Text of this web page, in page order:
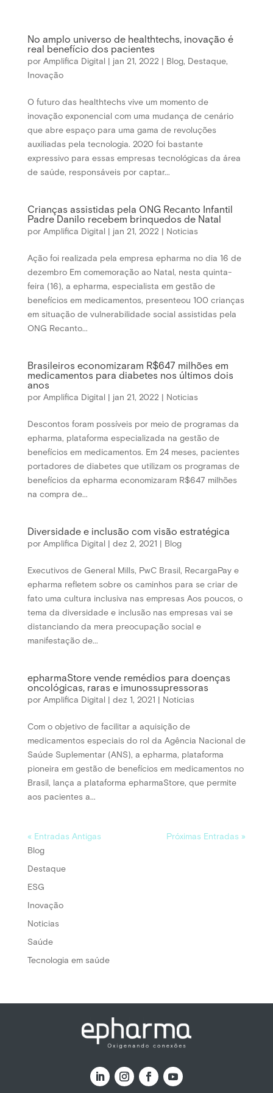
No amplo universo de healthtechs, inovação é
real benefício dos pacientes
por Amplifica Digital| jan 21, 2022 | Blog, Destaque,
Inovação
O futuro das healthtechs vive um momento de
inovação exponencial com uma mudança de cenário
que abre espaço para uma gama de revoluções
auxiliadas pela tecnologia. 2020 foi bastante
expressivo para essas empresas tecnológicas da área
de saúde, responsáveis por captar...
Crianças assistidas pela ONG Recanto Infantil
Padre Danilo recebem brinquedos de Natal
por Amplifica Digital| jan 21, 2022 | Noticias
Ação foi realizada pela empresa epharma no dia 16 de
dezembro Em comemoração ao Natal, nesta quinta-
feira (16), a epharma, especialista em gestão de
benefícios em medicamentos, presenteou 100 crianças
em situação de vulnerabilidade social assistidas pela
ONG Recanto...
Brasileiros economizaram R$647 milhões em
medicamentos para diabetes nos últimos dois
anos
por Amplifica Digital| jan 21, 2022 | Noticias
Descontos foram possíveis por meio de programas da
epharma, plataforma especializada na gestão de
benefícios em medicamentos. Em 24 meses, pacientes
portadores de diabetes que utilizam os programas de
benefícios da epharma economizaram R$647 milhões
na compra de...
Diversidade e inclusão com visão estratégica
por Amplifica Digital| dez 2, 2021 | Blog
Executivos de General Mills, PwC Brasil, RecargaPay e
epharma refletem sobre os caminhos para se criar de
fato uma cultura inclusiva nas empresas Aos poucos, o
tema da diversidade e inclusão nas empresas vai se
distanciando da mera preocupação social e
manifestação de...
epharmaStore vende remédios para doenças
oncológicas, raras e imunossupressoras
por Amplifica Digital| dez 1, 2021 | Noticias
Com o objetivo de facilitar a aquisição de
medicamentos especiais do rol da Agência Nacional de
Saúde Suplementar (ANS), a epharma, plataforma
pioneira em gestão de benefícios em medicamentos no
Brasil, lança a plataforma epharmaStore, que permite
aos pacientes a...
« Entradas Antigas
Próximas Entradas »
Blog
Destaque
ESG
Inovação
Noticias
Saúde
Tecnologia em saúde